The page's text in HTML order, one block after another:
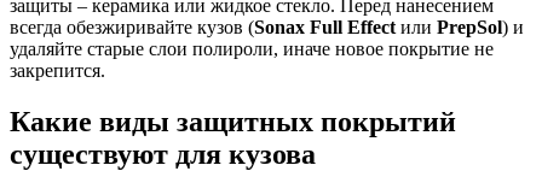
защиты – керамика или жидкое стекло. Перед нанесением
всегда обезжиривайте кузов (Sonax Full Effect или PrepSol) и
удаляйте старые слои полироли, иначе новое покрытие не
закрепится.
Какие виды защитных покрытий
существуют для кузова